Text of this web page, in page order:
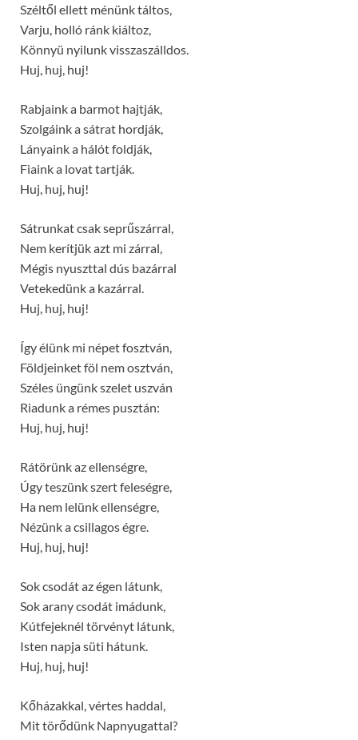
Széltől ellett ménünk táltos,
Varju, holló ránk kiáltoz,
Könnyü nyilunk visszaszálldos.
Huj, huj, huj!
Rabjaink a barmot hajtják,
Szolgáink a sátrat hordják,
Lányaink a hálót foldják,
Fiaink a lovat tartják.
Huj, huj, huj!
Sátrunkat csak seprűszárral,
Nem kerítjük azt mi zárral,
Mégis nyuszttal dús bazárral
Vetekedünk a kazárral.
Huj, huj, huj!
Így élünk mi népet fosztván,
Földjeinket föl nem osztván,
Széles üngünk szelet uszván
Riadunk a rémes pusztán:
Huj, huj, huj!
Rátörünk az ellenségre,
Úgy teszünk szert feleségre,
Ha nem lelünk ellenségre,
Nézünk a csillagos égre.
Huj, huj, huj!
Sok csodát az égen látunk,
Sok arany csodát imádunk,
Kútfejeknél törvényt látunk,
Isten napja süti hátunk.
Huj, huj, huj!
Kőházakkal, vértes haddal,
Mit törődünk Napnyugattal?